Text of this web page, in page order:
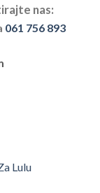
nas:
061 756 893
Lulu